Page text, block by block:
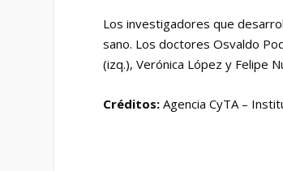
Los investigadores que
sano. Los doctores Osvaldo
(izq.), Verónica López y Felipe
Créditos: Agencia CyTA –